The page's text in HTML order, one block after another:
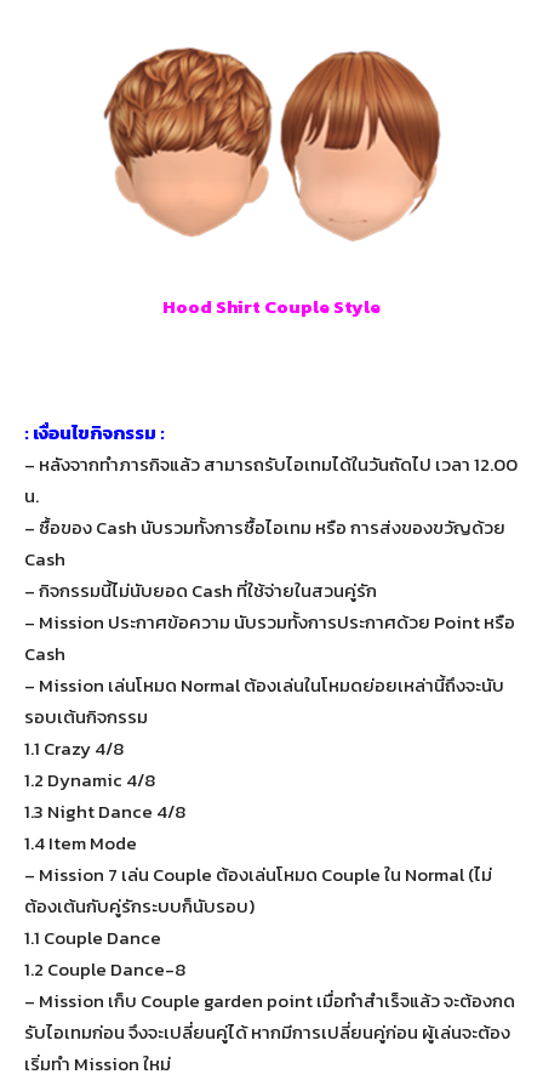
Hood Shirt Couple Style
: เงื่อนไขกิจกรรม :
– หลังจากทำภารกิจแล้ว สามารถรับไอเทมได้ในวันถัดไป เวลา 12.00
น.
– ซื้อของ Cash นับรวมทั้งการซื้อไอเทม หรือ การส่งของขวัญด้วย
Cash
– กิจกรรมนี้ไม่นับยอด Cash ที่ใช้จ่ายในสวนคู่รัก
– Mission ประกาศข้อความ นับรวมทั้งการประกาศด้วย Point หรือ
Cash
– Mission เล่นโหมด Normal ต้องเล่นในโหมดย่อยเหล่านี้ถึงจะนับ
รอบเต้นกิจกรรม
1.1 Crazy 4/8
1.2 Dynamic 4/8
1.3 Night Dance 4/8
1.4 Item Mode
– Mission 7 เล่น Couple ต้องเล่นโหมด Couple ใน Normal (ไม่
ต้องเต้นกับคู่รักระบบก็นับรอบ)
1.1 Couple Dance
1.2 Couple Dance-8
– Mission เก็บ Couple garden point เมื่อทำสำเร็จแล้ว จะต้องกด
รับไอเทมก่อน จึงจะเปลี่ยนคู่ได้ หากมีการเปลี่ยนคู่ก่อน ผู้เล่นจะต้อง
เริ่มทำ Mission ใหม่